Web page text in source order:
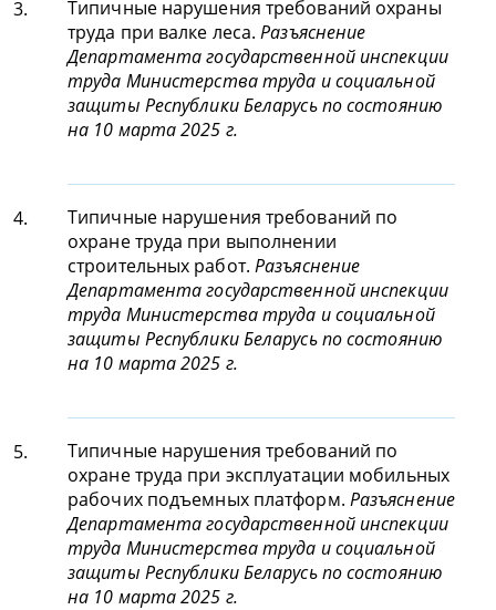
3.
Типичные нарушения требований охраны
труда при валке леса.Разъяснение
Департамента государственной инспекции
труда Министерства труда и социальной
защиты Республики Беларусь по состоянию
на 10 марта 2025 г.
4.
Типичные нарушения требований по
охране труда при выполнении
строительных работ.Разъяснение
Департамента государственной инспекции
труда Министерства труда и социальной
защиты Республики Беларусь по состоянию
на 10 марта 2025 г.
5.
Типичные нарушения требований по
охране труда при эксплуатации мобильных
рабочих подъемных платформ. Разъяснение
Департамента государственной инспекции
труда Министерства труда и социальной
защиты Республики Беларусь по состоянию
на 10 марта 2025 г.